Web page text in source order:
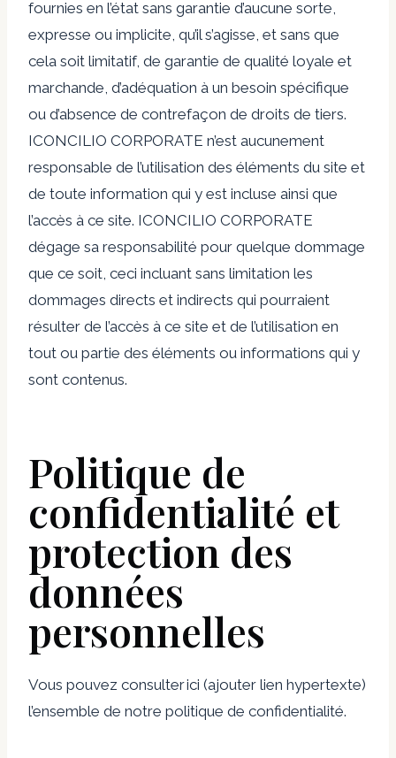
fournies en l’état sans garantie d’aucune sorte,
expresse ou implicite, qu’il s’agisse, et sans que
cela soit limitatif, de garantie de qualité loyale et
marchande, d’adéquation à un besoin spécifique
ou d’absence de contrefaçon de droits de tiers.
ICONCILIO CORPORATE n’est aucunement
responsable de l’utilisation des éléments du site et
de toute information qui y est incluse ainsi que
l’accès à ce site. ICONCILIO CORPORATE
dégage sa responsabilité pour quelque dommage
que ce soit, ceci incluant sans limitation les
dommages directs et indirects qui pourraient
résulter de l’accès à ce site et de l’utilisation en
tout ou partie des éléments ou informations qui y
sont contenus.
Politique de
confidentialité et
protection des
données
personnelles
Vous pouvez consulter ici (ajouter lien hypertexte)
l’ensemble de notre politique de confidentialité.